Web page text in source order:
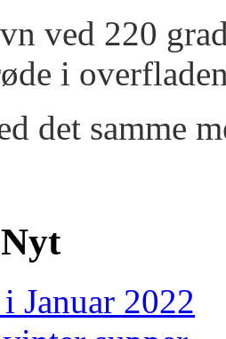
ved 220
i
det samme
Januar 2022